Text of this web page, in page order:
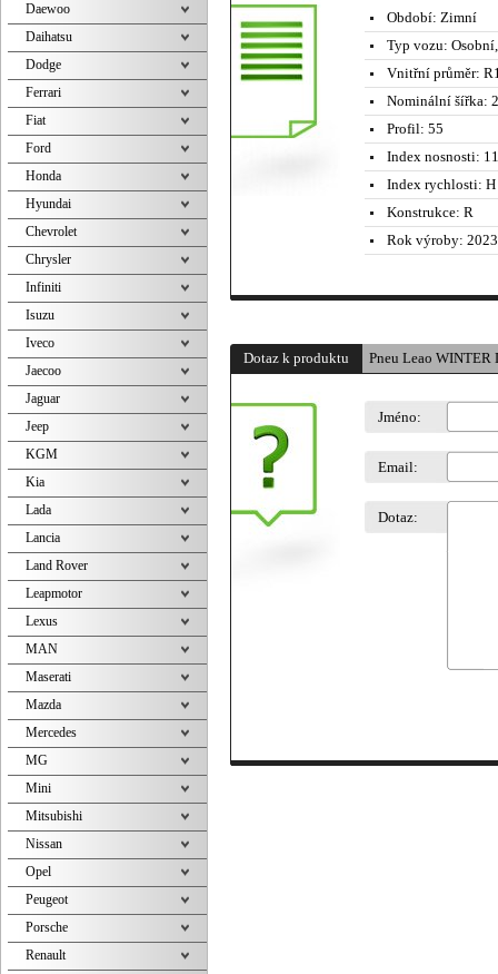
Období: Zimní
Typ vozu:
Vnitřní průměr:
Nominální šířka:
Profil: 55
Index nosnosti:
Index rychlosti:
Konstrukce: R
Rok výroby:
Dotaz k produktu Pneu Leao
Jméno:
Email:
Dotaz:
Daewoo
Daihatsu
Dodge
Ferrari
Fiat
Ford
Honda
Hyundai
Chevrolet
Chrysler
Infiniti
Isuzu
Iveco
Jaecoo
Jaguar
Jeep
KGM
Kia
Lada
Lancia
Land Rover
Leapmotor
Lexus
MAN
Maserati
Mazda
Mercedes
MG
Mini
Mitsubishi
Nissan
Opel
Peugeot
Porsche
Renault